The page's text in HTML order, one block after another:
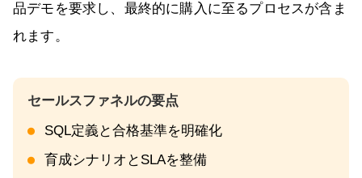
品デモを要求し、最終的に購入に至るプロセスが含ま
れます。
SQL定義と合格基準を明確化
育成シナリオとSLAを整備